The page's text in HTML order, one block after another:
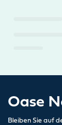
Oase
Bleiben Sie auf